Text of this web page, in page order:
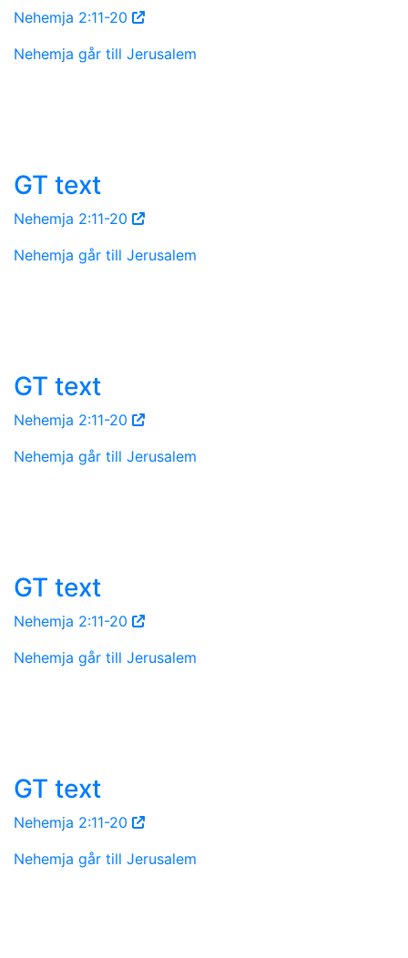
Nehemja 2:11-20
Nehemja går till Jerusalem
GT text
Nehemja 2:11-20
Nehemja går till Jerusalem
GT text
Nehemja 2:11-20
Nehemja går till Jerusalem
GT text
Nehemja 2:11-20
Nehemja går till Jerusalem
GT text
Nehemja 2:11-20
Nehemja går till Jerusalem